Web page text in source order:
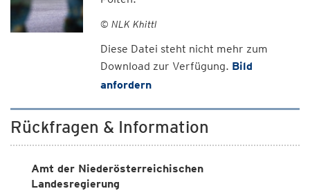
© NLK Khittl
Diese Datei steht nicht mehr zum
Download zur Verfügung. Bild
anfordern
Rückfragen & Information
Amt der Niederösterreichischen
Landesregierung